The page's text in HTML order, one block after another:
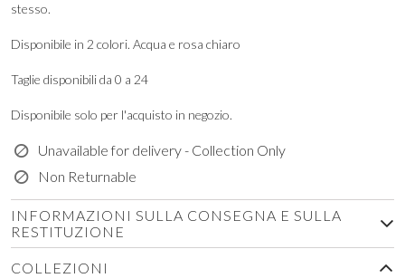
stesso.
Disponibile in 2 colori. Acqua e rosa chiaro
Taglie disponibili da 0 a 24
Disponibile solo per l'acquisto in negozio.
Unavailable for delivery - Collection Only
Non Returnable
INFORMAZIONI SULLA CONSEGNA E SULLA
RESTITUZIONE
COLLEZIONI